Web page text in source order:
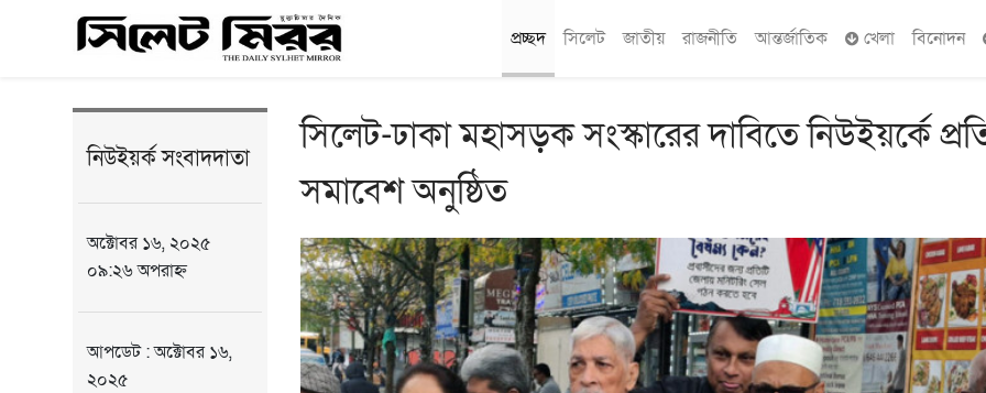
প্রচ্ছদ সিলেট জাতীয় রাজনীতি আন্তর্জাতিক খেলা বিনোদন
নিউইয়র্ক সংবাদদাতা
অক্টোবর ১৬, ২০২৫
০৯:২৬ অপরাহ্ন
আপডেট : অক্টোবর ১৬,
২০২৫
সিলেট-ঢাকা মহাসড়ক সংস্কারের দাবিতে নিউইয়র্কে
সমাবেশ অনুষ্ঠিত